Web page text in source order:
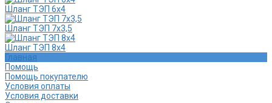
Шланг ТЭП 6х4
Шланг ТЭП 7х3,5
Шланг ТЭП 8х4
Главная
Помощь
Помощь покупателю
Условия оплаты
Условия доставки